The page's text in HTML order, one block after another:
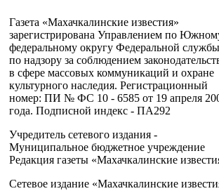
Газета «Махачкалинские известия»
зарегистрирована Управлением по
федеральному округу Федеральной службы
по надзору за соблюдением
в сфере массовых коммуникаций и охране
культурного наследия. Регистрационный
номер: ПИ № ФС 10 - 6585 от 19 апреля
года. Подписной индекс - ПА292
Учредитель сетевого издания -
Муниципальное бюджетное учреждение
Редакция газеты «Махачкалинские
Сетевое издание «Махачкалинские